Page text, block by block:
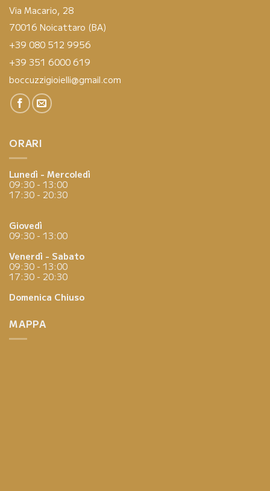
Via Macario, 28
70016 Noicattaro (BA)
+39 080 512 9956
+39 351 6000 619
boccuzzigioielli@gmail.com
ORARI
Lunedì - Mercoledì
09:30 - 13:00
17:30 - 20:30
Giovedì
09:30 - 13:00
Venerdì - Sabato
09:30 - 13:00
17:30 - 20:30
Domenica Chiuso
MAPPA